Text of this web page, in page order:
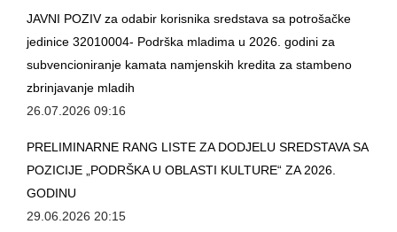
JAVNI POZIV za odabir korisnika sredstava sa potrošačke
jedinice 32010004- Podrška mladima u 2026. godini za
subvencioniranje kamata namjenskih kredita za stambeno
zbrinjavanje mladih
26.07.2026 09:16
PRELIMINARNE RANG LISTE ZA DODJELU SREDSTAVA SA
POZICIJE „PODRŠKA U OBLASTI KULTURE“ ZA 2026.
GODINU
29.06.2026 20:15